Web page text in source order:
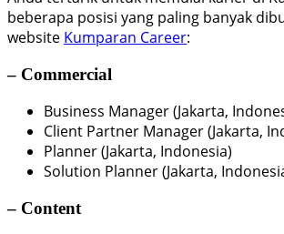
beberapa posisi yang paling banyak
website Kumparan Career:
– Commercial
Business Manager (Jakarta,
Client Partner Manager (Jakarta,
Planner (Jakarta, Indonesia)
Solution Planner (Jakarta,
– Content